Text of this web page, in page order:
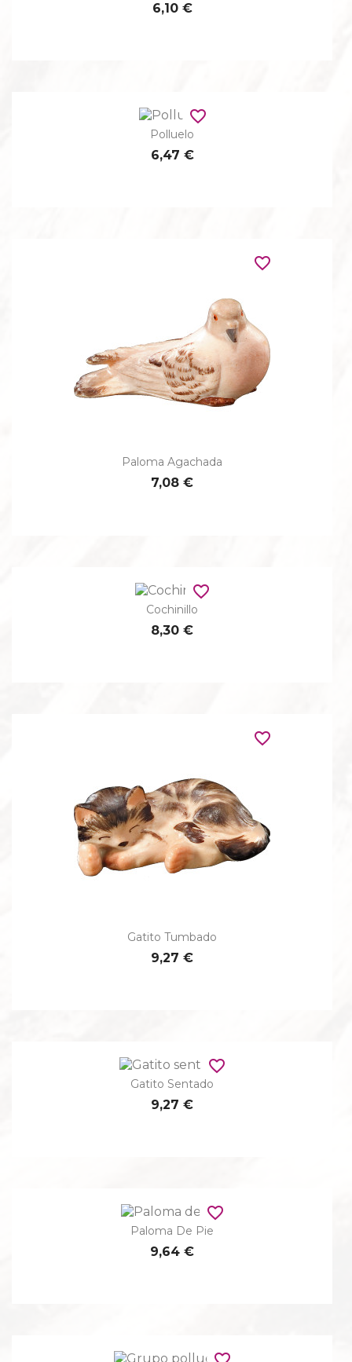
6,10 €
Polluelo
6,47 €
favorite_border
Paloma Agachada
7,08 €
favorite_border
Cochinillo
8,30 €
favorite_border
Gatito Tumbado
9,27 €
favorite_border
Gatito Sentado
9,27 €
favorite_border
Paloma De Pie
9,64 €
favorite_border